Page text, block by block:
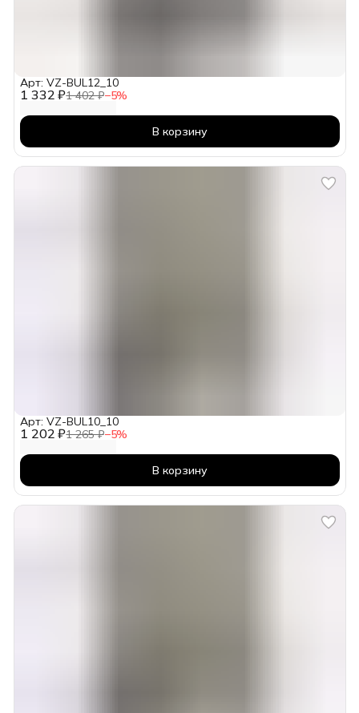
1 332 ₽1 402 ₽−5%
Арт: VZ-BUL12_10
В корзину
1 202 ₽1 265 ₽−5%
Арт: VZ-BUL10_10
В корзину